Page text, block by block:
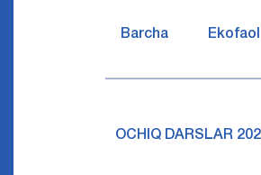
Barcha
OCHIQ DARSLAR